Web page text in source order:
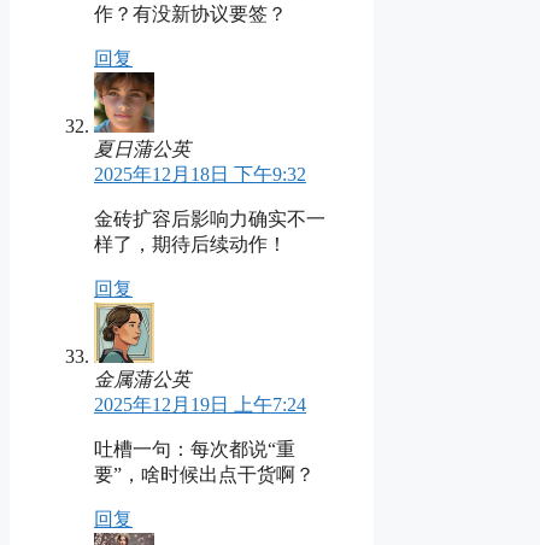
作？有没新协议要签？
回复
夏日蒲公英
2025年12月18日 下午9:32
金砖扩容后影响力确实不一
样了，期待后续动作！
回复
金属蒲公英
2025年12月19日 上午7:24
吐槽一句：每次都说“重
要”，啥时候出点干货啊？
回复